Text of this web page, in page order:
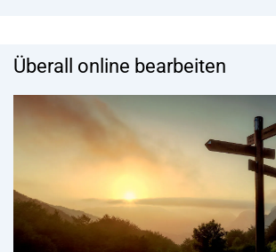
Überall online bearbeiten